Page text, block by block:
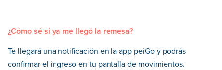
¿Cómo sé si ya me llegó la remesa?
Te llegará una notificación en la app peiGo y podrás
confirmar el ingreso en tu pantalla de movimientos.